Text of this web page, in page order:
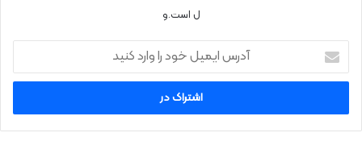
ل است.و
ایمیل
خود
وارد
کنید